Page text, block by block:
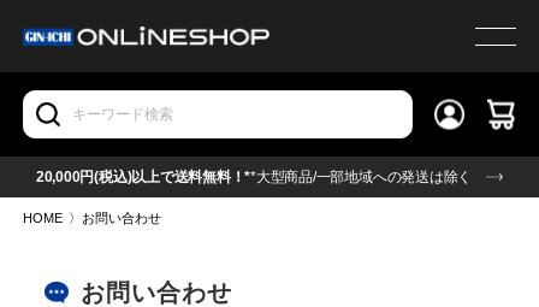
20,000円(税込)以上で送料無料！**大型商品/一部地域への発送は除く
HOME 〉 お問い合わせ
お問い合わせ